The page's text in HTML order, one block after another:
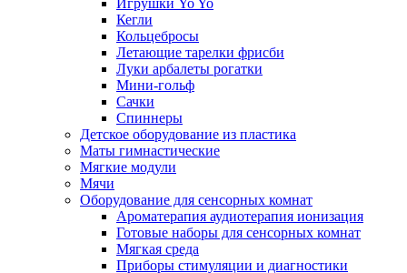
Игрушки Yo Yo
Кегли
Кольцебросы
Летающие тарелки фрисби
Луки арбалеты рогатки
Мини-гольф
Сачки
Спиннеры
Детское оборудование из пластика
Маты гимнастические
Мягкие модули
Мячи
Оборудование для сенсорных комнат
Ароматерапия аудиотерапия ионизация
Готовые наборы для сенсорных комнат
Мягкая среда
Приборы стимуляции и диагностики